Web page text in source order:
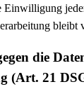
Einwilligung
bleibt
die
(Art. 21